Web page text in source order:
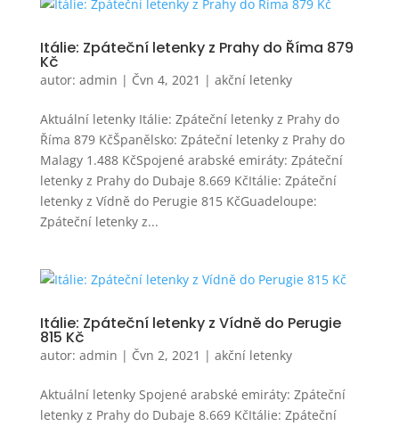
Itálie: Zpáteční letenky z Prahy do Říma 879
Kč
autor: admin | Čvn 4, 2021 | akční letenky
Aktuální letenky Itálie: Zpáteční letenky z Prahy do
Říma 879 KčŠpanělsko: Zpáteční letenky z Prahy do
Malagy 1.488 KčSpojené arabské emiráty: Zpáteční
letenky z Prahy do Dubaje 8.669 KčItálie: Zpáteční
letenky z Vídně do Perugie 815 KčGuadeloupe:
Zpáteční letenky z...
Itálie: Zpáteční letenky z Vídně do Perugie
815 Kč
autor: admin | Čvn 2, 2021 | akční letenky
Aktuální letenky Spojené arabské emiráty: Zpáteční
letenky z Prahy do Dubaje 8.669 KčItálie: Zpáteční